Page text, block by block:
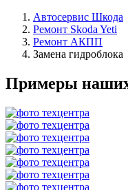
Автосервис Шкода
Ремонт Skoda Yeti
Ремонт АКПП
Замена гидроблока
Примеры